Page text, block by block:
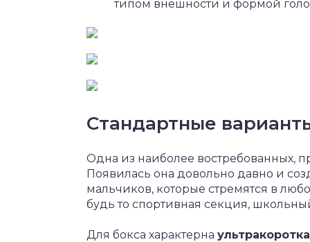
типом внешности и формой
Стандартные
Одна из наиболее востребованных,
Появилась она довольно давно и
мальчиков, которые стремятся в
будь то спортивная секция,
Для бокса характерна